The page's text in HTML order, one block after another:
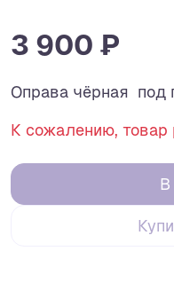
3 900 ₽
Оправа чёрная под
К сожалению, товар
В